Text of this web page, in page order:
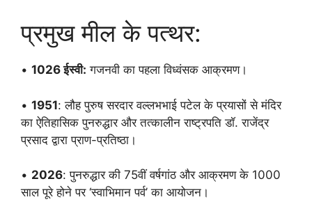
प्रमुख मील के पत्थर:
• 1026 ईस्वी: गजनवी का पहला विध्वंसक आक्रमण।
• 1951: लौह पुरुष सरदार वल्लभभाई पटेल के प्रयासों से मंदिर
का ऐतिहासिक पुनरुद्धार और तत्कालीन राष्ट्रपति डॉ. राजेंद्र
प्रसाद द्वारा प्राण-प्रतिष्ठा।
• 2026: पुनरुद्धार की 75वीं वर्षगांठ और आक्रमण के 1000
साल पूरे होने पर ‘स्वाभिमान पर्व’ का आयोजन।